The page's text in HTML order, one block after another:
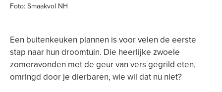
Foto: Smaakvol NH
Een buitenkeuken plannen is voor velen de eerste
stap naar hun droomtuin. Die heerlijke zwoele
zomeravonden met de geur van vers gegrild eten,
omringd door je dierbaren, wie wil dat nu niet?